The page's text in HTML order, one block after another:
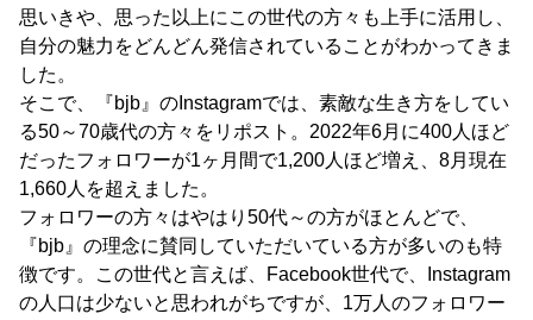
思いきや、思った以上にこの世代の方々も上手に活用し、
自分の魅力をどんどん発信されていることがわかってきま
した。
そこで、『bjb』のInstagramでは、素敵な生き方をしてい
る50～70歳代の方々をリポスト。2022年6月に400人ほど
だったフォロワーが1ヶ月間で1,200人ほど増え、8月現在
1,660人を超えました。
フォロワーの方々はやはり50代～の方がほとんどで、
『bjb』の理念に賛同していただいている方が多いのも特
徴です。この世代と言えば、Facebook世代で、Instagram
の人口は少ないと思われがちですが、1万人のフォロワー